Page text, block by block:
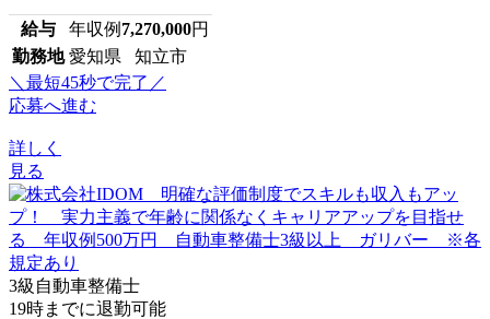
給与 年収例 7,270,000円
勤務地 愛知県 知立市
＼最短45秒で完了／
応募へ進む
詳しく
見る
3級自動車整備士
19時までに退勤可能